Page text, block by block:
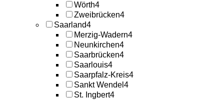
Wörth4
Zweibrücken4
Saarland4
Merzig-Wadern4
Neunkirchen4
Saarbrücken4
Saarlouis4
Saarpfalz-Kreis4
Sankt Wendel 4
St. Ingbert4